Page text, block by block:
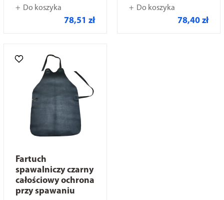
Do koszyka
78,51 zł
Do koszyka
78,40 zł
Fartuch
spawalniczy czarny
całościowy ochrona
przy spawaniu